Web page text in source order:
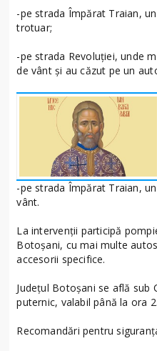
-pe strada Împărat Traian,
trotuar;
-pe strada Revoluției, unde
de vânt și au căzut pe un
-pe strada Împărat Traian,
vânt.
La intervenții participă
Botoșani, cu mai multe
accesorii specifice.
Județul Botoșani se află sub
puternic, valabil până la ora
Recomandări pentru